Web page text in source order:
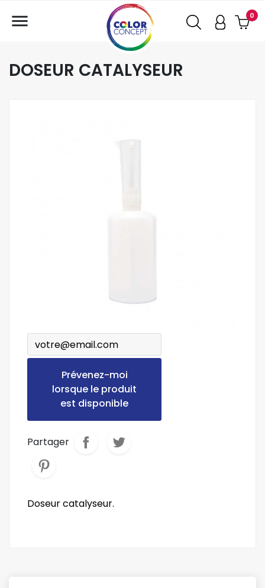
0

DOSEUR CATALYSEUR
Prévenez-moi
lorsque le produit
est disponible
Partager
Doseur catalyseur.